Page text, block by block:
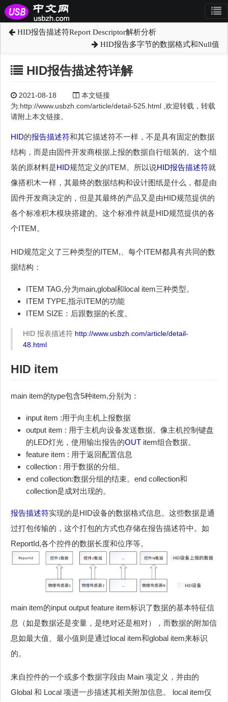
HID报告描述符Report Descriptor解析分析
HID报告多字节的数据格式和Null值
HID报告描述符详解
2021-08-18
本文链接
为:http://www.usbzh.com/article/detail-525.html ,欢迎转载，转载
请附上本文链接。
HID的报告描述符和其它描述符不一样，不是具有固定的数据
结构，而是由固件开发商根据上报的数据自行组装的。这个组
装的原材料是HID规范定义的ITEM。所以说HID报告描述符就
像搭积木一样，其最终的数据结构和设计图纸是什么，都是由
固件开发商决定的，但是其最终的产品又是由HID规范提供的
各个标准积木模块搭建的。这个标准件就是HID规范提供的各
个ITEM。
HID规范定义了三种类型的ITEM,、每个ITEM都具有共同的数
据结构：
ITEM TAG,分为main,global和local item三种类型。
ITEM TYPE,指示ITEM的功能
ITEM SIZE：后跟数据的长度。
HID 报表描述符 http://www.usbzh.com/article/detail-
48.html
HID item
main item的type包含5种item,分别为：
input item :用于向主机上报数据
output item : 用于主机向设备发送数据。像主机控制键盘
的LED灯光，使用输出报告的OUT item组合数据。
feature item : 用于返回配置信息
collection : 用于数据的分组。
end collection:数据分组的结束。end collection和
collection是成对出现的。
报告描述符实现的是HID设备的数据格式信息。这些数据是通
过打包传输的，这个打包的方式也存储在报告描述符中。如
ReportId,各个控件的数据长度和位序等。
main item的input output feature item标识了数据的基本特征信
息（如是数据还是变量，是绝对还是相对），而数据的附加信
息如最大值、最小值则是通过local item和global item来标识
的。
来自控件的一个或多个数据字段由 Main 项定义，并由的
Global 和 Local 项进一步描述其相关附加信息。 local item仅